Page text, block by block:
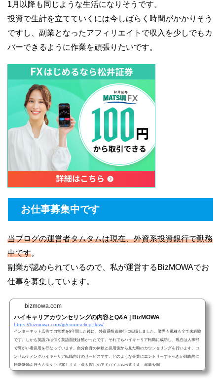
1月以降も同じような生活になりそうです。
投資で生計を立てていくには今しばらく時間がかかりそう
ですし、副業となったアフィリエイトで収入を少しでもカ
バーできるように作業を頑張りたいです。
お仕事募集中です
当ブログの運営者タムタムは現在、外資系投資銀行で勤務
中です。
副業が認められているので、私が運営するBizMOWAでお
仕事を募集しています。
bizmowa.com
ハイキャリアカウンセリングの内容とQ&A | BizMOWA
https://bizmowa.com/jp/counseling-flow/
インターネット広告で自営業を9年間した後に、外資系投資銀行に転職しました。業界も職種も全て未経験
です。しかも英語力は低く英語面接は酷かったです。それでもハイキャリア転職に成功し、現在は人事部
で障がい者採用を行なっています。自分自身の体験と採用側から見た時のカウンセリングを行います。コ
ンサルティングハイキャリア転職向けのサービスです。どのような企業にエントリーするべきか戦略的に
転職活動を行う方法をご提案します。求人探しのアドバイスも出来ます。起業や副